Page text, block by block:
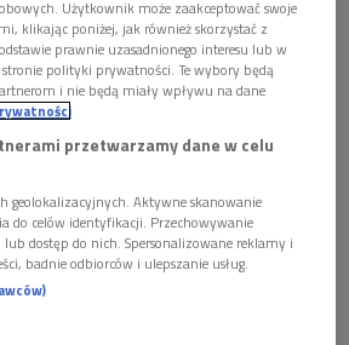
cieszą się i smucą razem z
nas iskierkę nadziei na lepsze
jak żyć dobrze, godnie i uczciwie.
godz. 13:14
Użytkownik może zaakceptować swoje
klikając poniżej, jak również skorzystać z
prawnie uzasadnionego interesu lub w
polityki prywatności. Te wybory będą
i nie będą miały wpływu na dane
przetwarzamy dane w celu
geolokalizacyjnych. Aktywne skanowanie
do celów identyfikacji. Przechowywanie
dostęp do nich. Spersonalizowane reklamy i
badnie odbiorców i ulepszanie usług.